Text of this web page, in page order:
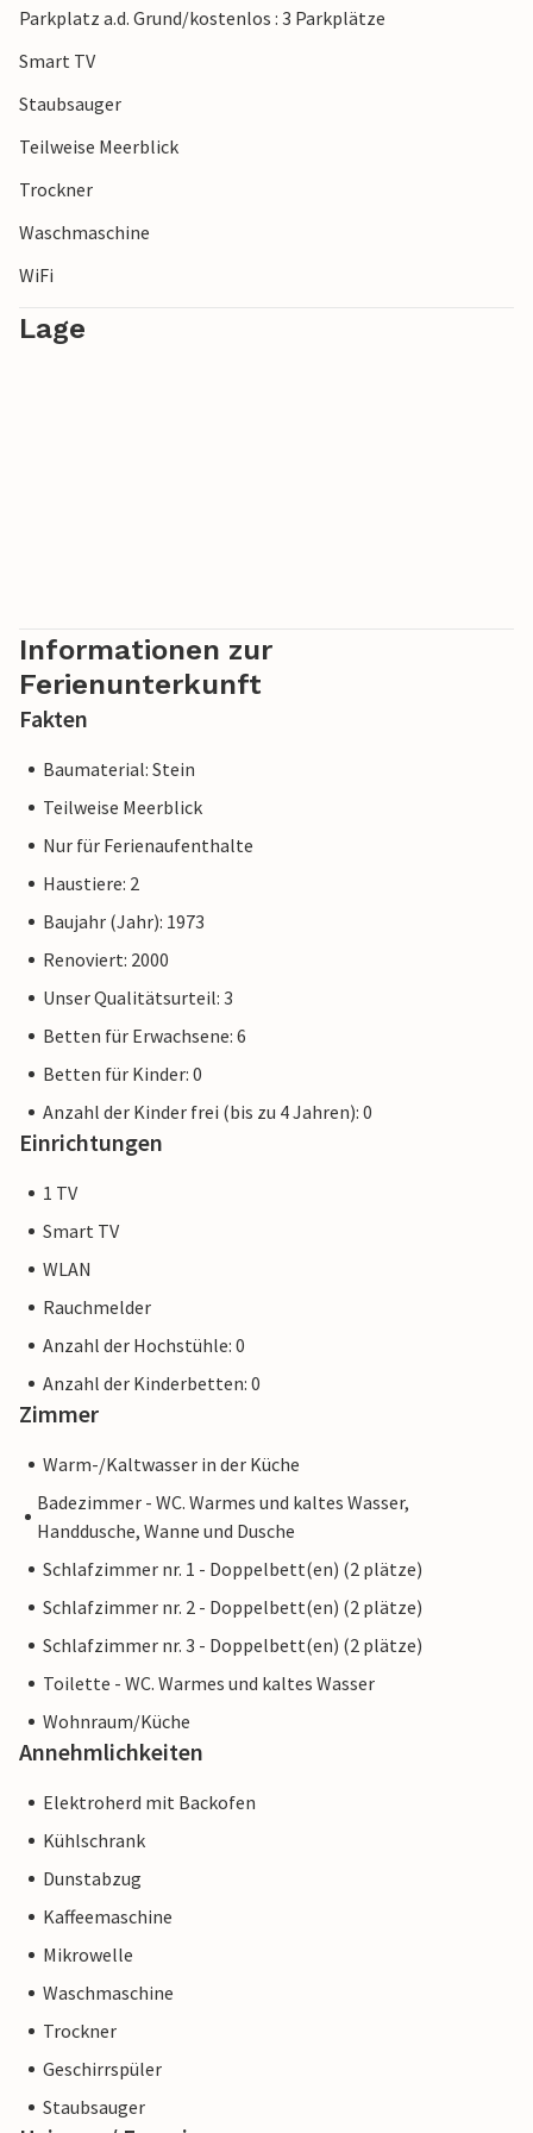
Parkplatz a.d. Grund/kostenlos : 3 Parkplätze
Smart TV
Staubsauger
Teilweise Meerblick
Trockner
Waschmaschine
WiFi
Lage
Informationen zur
Ferienunterkunft
Fakten
Baumaterial: Stein
Teilweise Meerblick
Nur für Ferienaufenthalte
Haustiere: 2
Baujahr (Jahr): 1973
Renoviert: 2000
Unser Qualitätsurteil: 3
Betten für Erwachsene: 6
Betten für Kinder: 0
Anzahl der Kinder frei (bis zu 4 Jahren): 0
Einrichtungen
1 TV
Smart TV
WLAN
Rauchmelder
Anzahl der Hochstühle: 0
Anzahl der Kinderbetten: 0
Zimmer
Warm-/Kaltwasser in der Küche
Badezimmer - WC. Warmes und kaltes Wasser,
Handdusche, Wanne und Dusche
Schlafzimmer nr. 1 - Doppelbett(en) (2 plätze)
Schlafzimmer nr. 2 - Doppelbett(en) (2 plätze)
Schlafzimmer nr. 3 - Doppelbett(en) (2 plätze)
Toilette - WC. Warmes und kaltes Wasser
Wohnraum/Küche
Annehmlichkeiten
Elektroherd mit Backofen
Kühlschrank
Dunstabzug
Kaffeemaschine
Mikrowelle
Waschmaschine
Trockner
Geschirrspüler
Staubsauger